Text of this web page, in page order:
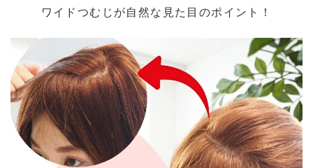
ワイドつむじが自然な見た目のポイント！